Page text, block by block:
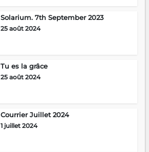
Solarium. 7th September 2023
25 août 2024
Tu es la grâce
25 août 2024
Courrier Juillet 2024
1 juillet 2024